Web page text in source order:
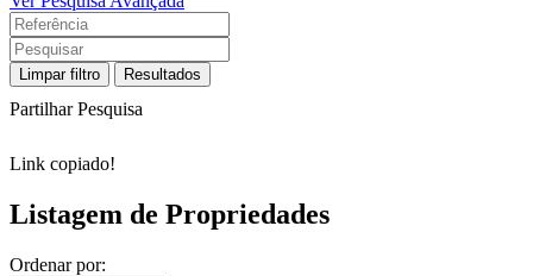
Limpar filtro Resultados
Partilhar Pesquisa
Link copiado!
Listagem de Propriedades
Ordenar por: